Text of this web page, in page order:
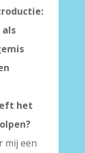
het
mij een